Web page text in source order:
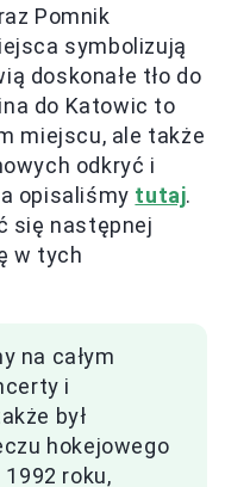
Pomnik
symbolizują
doskonałe tło do
do Katowic to
miejscu, ale także
odkryć i
opisaliśmy tutaj.
się następnej
w tych
na całym
i
był
hokejowego
roku,